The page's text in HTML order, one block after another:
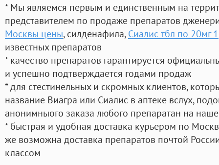
* Мы являемся первым и единственным на
представителем по продаже препаратов
Москвы цены, силденафила, Сиалис тбл по 20мг 1
известных препаратов
* качество препаратов гарантируется
и успешно подтверждается годами продаж
* для стестинельных и скромных клиентов,
название Виагра или Сиалис в аптеке вслух,
анонимныого заказа любого препаратан на
* быстрая и удобная доставка курьером по
же возможна доставка препаратов почтой
классом